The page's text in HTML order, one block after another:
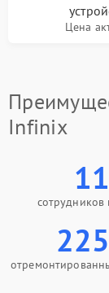
Цена
Infinix
11
сотрудников